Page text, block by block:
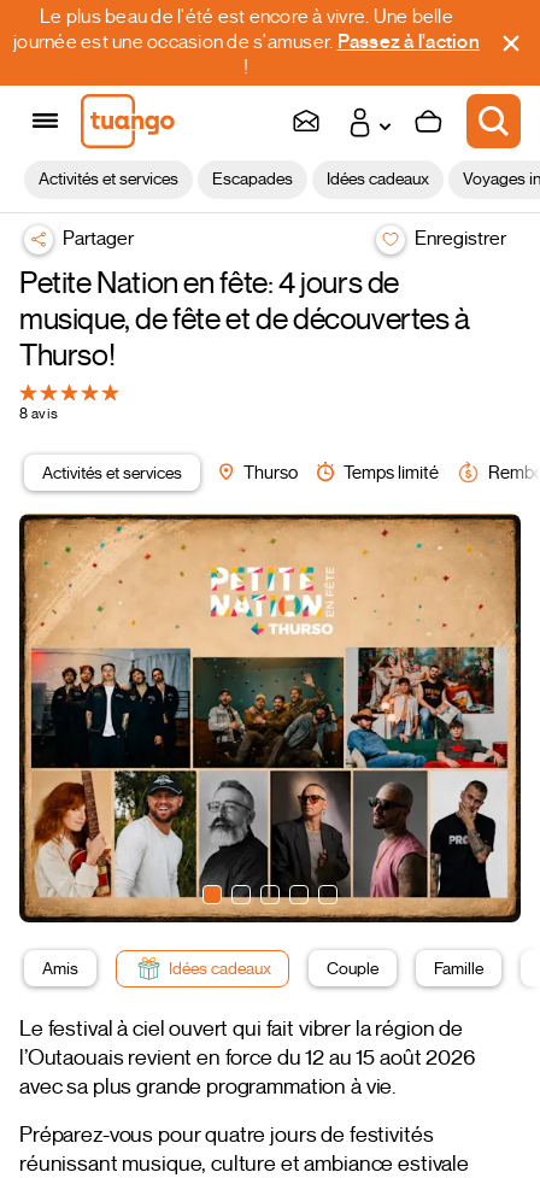
Le plus beau de l'été est encore à vivre. Une belle
journée est une occasion de s'amuser. Passez à l'action
!
Activités et services Escapades Idées cadeaux Voyages
Partager Enregistrer
Petite Nation en fête: 4 jours de
musique, de fête et de découvertes à
Thurso!
8 avis
Activités et services Thurso Temps limité
Amis Idées cadeaux Couple Famille
Le festival à ciel ouvert qui fait vibrer la région de
l’Outaouais revient en force du 12 au 15 août 2026
avec sa plus grande programmation à vie.
Préparez-vous pour quatre jours de festivités
réunissant musique, culture et ambiance estivale